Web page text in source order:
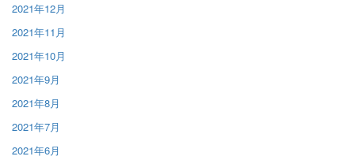
2021年12月
2021年11月
2021年10月
2021年9月
2021年8月
2021年7月
2021年6月